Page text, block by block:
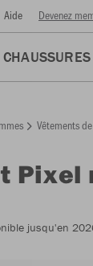
Aide Devenez
CHAUSSURES
Vêtements
Pixel
jusqu'en